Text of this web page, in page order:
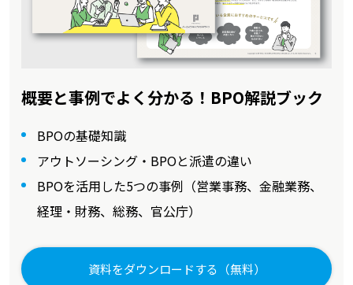
概要と事例でよく分かる！BPO解説ブック
BPOの基礎知識
アウトソーシング・BPOと派遣の違い
BPOを活用した5つの事例（営業事務、金融業務、
経理・財務、総務、官公庁）
資料をダウンロードする（無料）